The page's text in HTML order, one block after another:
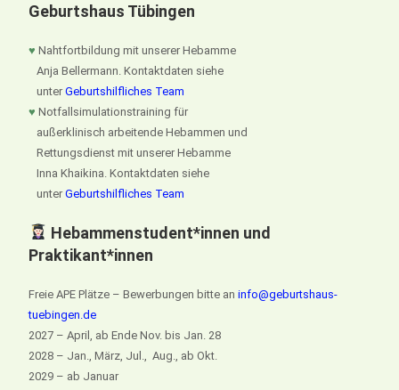
Geburtshaus Tübingen
♥ Nahtfortbildung mit unserer Hebamme
Anja Bellermann. Kontaktdaten siehe
unterGeburtshilfliches Team
♥ Notfallsimulationstraining für
außerklinisch arbeitende Hebammen und
Rettungsdienst mit unserer Hebamme
Inna Khaikina. Kontaktdaten siehe
unterGeburtshilfliches Team
Hebammenstudent*innen und
Praktikant*innen
Freie APE Plätze – Bewerbungen bitte aninfo@geburtshaus-
tuebingen.de
2027 – April, ab Ende Nov. bis Jan. 28
2028 – Jan., März, Jul., Aug., ab Okt.
2029 – ab Januar